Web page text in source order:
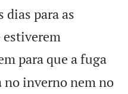
dias para as
estiverem
para que a fuga
no inverno nem no